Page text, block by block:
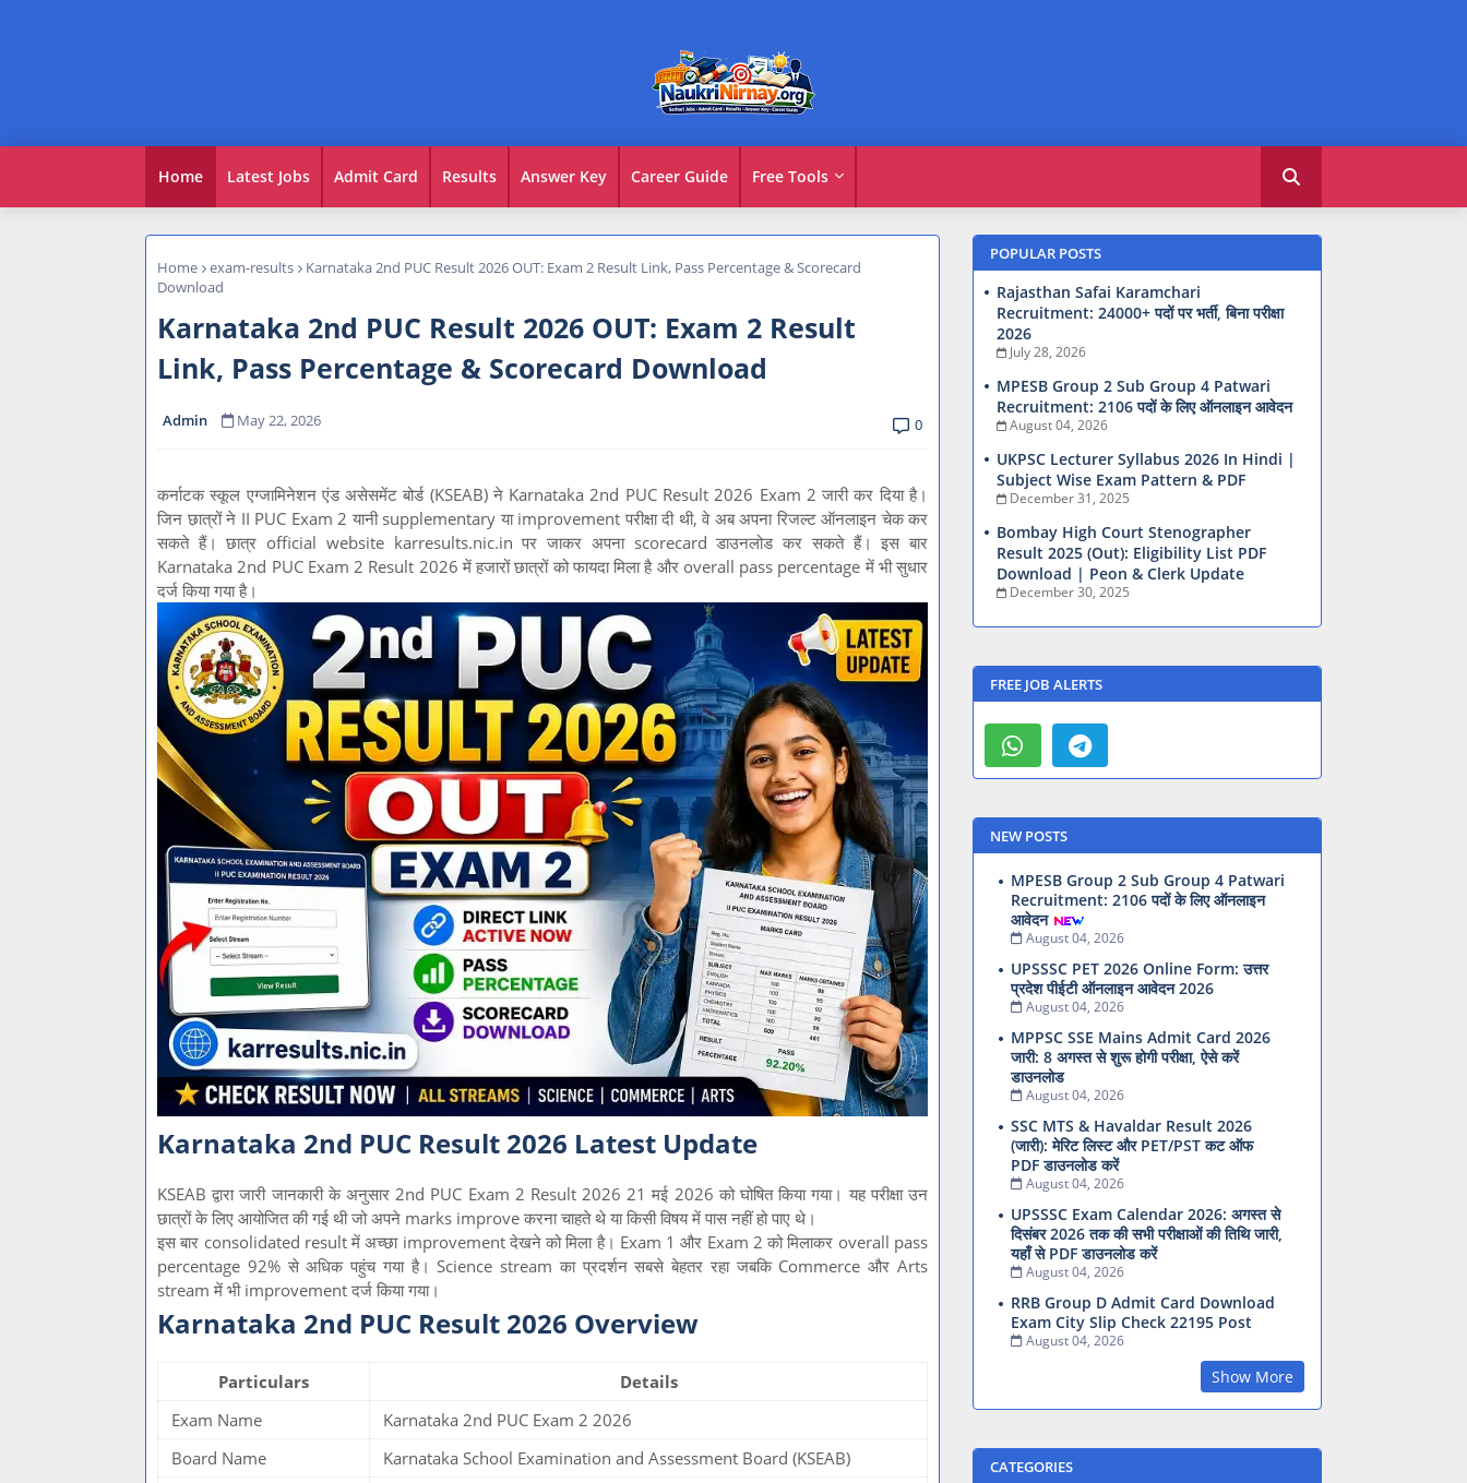
Home Latest Jobs Admit Card Results Answer Key Career Guide Free Tools
Home exam-results
Karnataka 2nd PUC Result 2026 OUT: Exam 2 Result Link, Pass Percentage & Scorecard
Download
Karnataka 2nd PUC Result 2026 OUT: Exam 2 Result
Link, Pass Percentage & Scorecard Download
Admin May 22, 2026 0
कर्नाटक स्कूल एग्जामिनेशन एंड असेसमेंट बोर्ड (KSEAB) ने Karnataka 2nd PUC Result 2026 Exam 2 जारी कर दिया है।
जिन छात्रों ने II PUC Exam 2 यानी supplementary या improvement परीक्षा दी थी, वे अब अपना रिजल्ट ऑनलाइन चेक कर
सकते हैं। छात्र official website karresults.nic.in पर जाकर अपना scorecard डाउनलोड कर सकते हैं। इस बार
Karnataka 2nd PUC Exam 2 Result 2026 में हजारों छात्रों को फायदा मिला है और overall pass percentage में भी सुधार
दर्ज किया गया है।
Karnataka 2nd PUC Result 2026 Latest Update
KSEAB द्वारा जारी जानकारी के अनुसार 2nd PUC Exam 2 Result 2026 21 मई 2026 को घोषित किया गया। यह परीक्षा उन
छात्रों के लिए आयोजित की गई थी जो अपने marks improve करना चाहते थे या किसी विषय में पास नहीं हो पाए थे।
इस बार consolidated result में अच्छा improvement देखने को मिला है। Exam 1 और Exam 2 को मिलाकर overall pass
percentage 92% से अधिक पहुंच गया है। Science stream का प्रदर्शन सबसे बेहतर रहा जबकि Commerce और Arts
stream में भी improvement दर्ज किया गया।
Karnataka 2nd PUC Result 2026 Overview
Particulars
Details
Exam Name
Karnataka 2nd PUC Exam 2 2026
Board Name
Karnataka School Examination and Assessment Board (KSEAB)
POPULAR POSTS
Rajasthan Safai Karamchari
Recruitment: 24000+ पदों पर भर्ती, बिना परीक्षा
2026
July 28, 2026
MPESB Group 2 Sub Group 4 Patwari
Recruitment: 2106 पदों के लिए ऑनलाइन आवेदन
August 04, 2026
UKPSC Lecturer Syllabus 2026 In Hindi |
Subject Wise Exam Pattern & PDF
December 31, 2025
Bombay High Court Stenographer
Result 2025 (Out): Eligibility List PDF
Download | Peon & Clerk Update
December 30, 2025
FREE JOB ALERTS
NEW POSTS
MPESB Group 2 Sub Group 4 Patwari
Recruitment: 2106 पदों के लिए ऑनलाइन
आवेदन
August 04, 2026
UPSSSC PET 2026 Online Form: उत्तर
प्रदेश पीईटी ऑनलाइन आवेदन 2026
August 04, 2026
MPPSC SSE Mains Admit Card 2026
जारी: 8 अगस्त से शुरू होगी परीक्षा, ऐसे करें
डाउनलोड
August 04, 2026
SSC MTS & Havaldar Result 2026
(जारी): मेरिट लिस्ट और PET/PST कट ऑफ
PDF डाउनलोड करें
August 04, 2026
UPSSSC Exam Calendar 2026: अगस्त से
दिसंबर 2026 तक की सभी परीक्षाओं की तिथि जारी,
यहाँ से PDF डाउनलोड करें
August 04, 2026
RRB Group D Admit Card Download
Exam City Slip Check 22195 Post
August 04, 2026
Show More
CATEGORIES